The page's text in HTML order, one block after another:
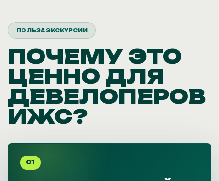
ПОЛЬЗА ЭКСКУРСИИ
ПОЧЕМУ ЭТО
ЦЕННО ДЛЯ
ДЕВЕЛОПЕРОВ
ИЖС?
01